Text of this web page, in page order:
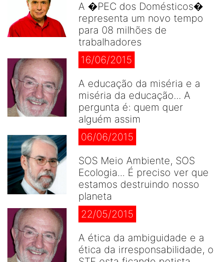
A �PEC dos Domésticos�
representa um novo tempo
para 08 milhões de
trabalhadores
16/06/2015
A educação da miséria e a
miséria da educação... A
pergunta é: quem quer
alguém assim
06/06/2015
SOS Meio Ambiente, SOS
Ecologia... É preciso ver que
estamos destruindo nosso
planeta
22/05/2015
A ética da ambiguidade e a
ética da irresponsabilidade, o